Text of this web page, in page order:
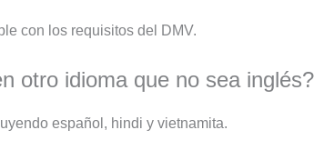
con los requisitos del DMV.
otro idioma que no sea inglés?
español, hindi y vietnamita.